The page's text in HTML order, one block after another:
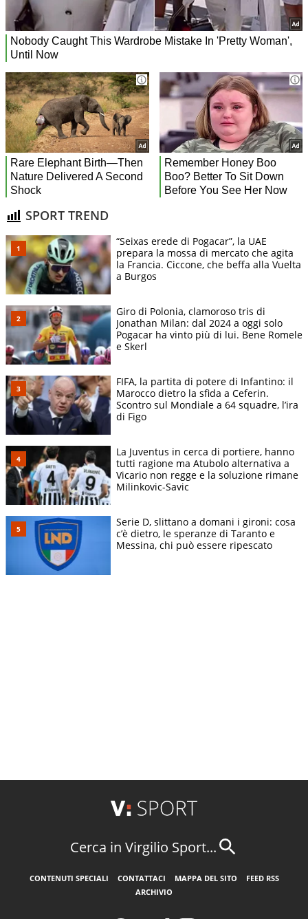
SPORT TREND
“Seixas erede di Pogacar”, la UAE
prepara la mossa di mercato che agita
la Francia. Ciccone, che beffa alla Vuelta
a Burgos
Giro di Polonia, clamoroso tris di
Jonathan Milan: dal 2024 a oggi solo
Pogacar ha vinto più di lui. Bene Romele
e Skerl
FIFA, la partita di potere di Infantino: il
Marocco dietro la sfida a Ceferin.
Scontro sul Mondiale a 64 squadre, l’ira
di Figo
La Juventus in cerca di portiere, hanno
tutti ragione ma Atubolo alternativa a
Vicario non regge e la soluzione rimane
Milinkovic-Savic
Serie D, slittano a domani i gironi: cosa
c’è dietro, le speranze di Taranto e
Messina, chi può essere ripescato
Cerca in Virgilio Sport...
CONTENUTI SPECIALI CONTATTACI MAPPA DEL SITO
FEED RSS
ARCHIVIO